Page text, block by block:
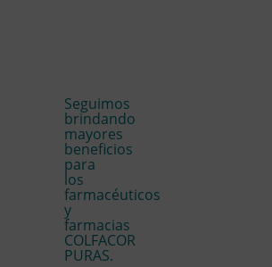
Seguimos
brindando
mayores
beneficios
para
los
farmacéuticos
y
farmacias
COLFACOR
PURAS.